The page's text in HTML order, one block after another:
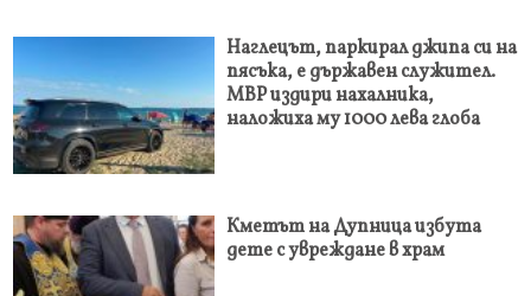
Наглецът, паркирал джипа си на
пясъка, е държавен служител.
МВР издири нахалника,
наложиха му 1000 лева глоба
Кметът на Дупница избута
дете с увреждане в храм